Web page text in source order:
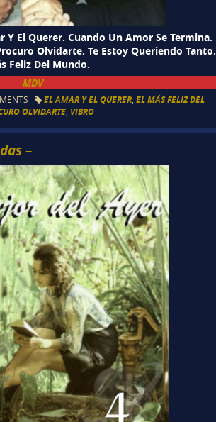
Y El Querer. Cuando Un Amor Se Termina.
Olvidarte. Te Estoy Queriendo Tanto.
Feliz Del Mundo.
MDV
EL AMAR Y EL QUERER,EL MÁS FELIZ DEL
OLVIDARTE, VIBRO
–